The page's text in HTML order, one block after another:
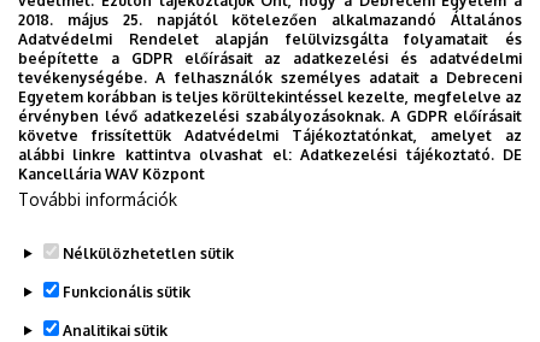
2026. augusztus 7.
Univerzum: A Debreceni Egyetem
titkos receptjei
KUTATÁS TUDOMÁNY
2018. május 25. napjától kötelezően alkalmazandó Általános
Adatvédelmi Rendelet alapján felülvizsgálta folyamatait és
beépítette a GDPR előírásait az adatkezelési és adatvédelmi
tevékenységébe. A felhasználók személyes adatait a Debreceni
Egyetem korábban is teljes körültekintéssel kezelte, megfelelve az
érvényben lévő adatkezelési szabályozásoknak. A GDPR előírásait
követve frissítettük Adatvédelmi Tájékoztatónkat, amelyet az
alábbi linkre kattintva olvashat el:Adatkezelési tájékoztató. DE
Kancellária WAV Központ
További információk
Nélkülözhetetlen sütik
Funkcionális sütik
Analitikai sütik